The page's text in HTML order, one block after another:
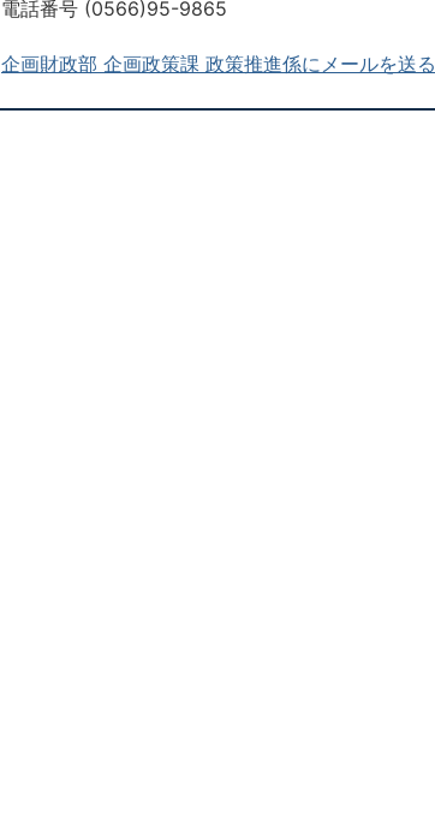
電話番号 (0566)95-9865
企画財政部 企画政策課 政策推進係にメールを送る